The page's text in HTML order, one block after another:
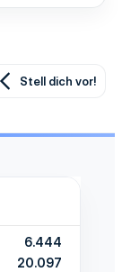
Stell dich vor!
6.444
20.097